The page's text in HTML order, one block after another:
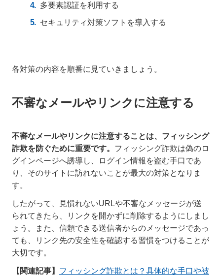
多要素認証を利用する
セキュリティ対策ソフトを導入する
各対策の内容を順番に見ていきましょう。
不審なメールやリンクに注意する
不審なメールやリンクに注意することは、フィッシング
詐欺を防ぐために重要です。 フィッシング詐欺は偽のロ
グインページへ誘導し、ログイン情報を盗む手口であ
り、そのサイトに訪れないことが最大の対策となりま
す。
したがって、見慣れないURLや不審なメッセージが送
られてきたら、リンクを開かずに削除するようにしまし
ょう。また、信頼できる送信者からのメッセージであっ
ても、リンク先の安全性を確認する習慣をつけることが
大切です。
【関連記事】 フィッシング詐欺とは？具体的な手口や被